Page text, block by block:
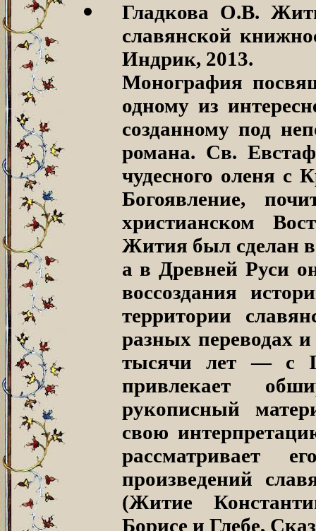
Гладкова О.В.
славянской
Индрик, 2013.
Монография
одному из
созданному под
романа. Св.
чудесного оленя с
Богоявление,
христианском
Жития был сделан в
а в Древней Руси
воссоздания
территории
разных переводах
тысячи лет — с
привлекает
рукописный
свою
рассматривает
произведений
(Житие
Борисе и Глебе,